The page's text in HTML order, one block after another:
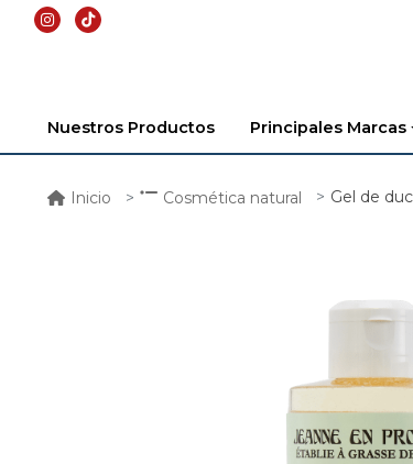
Nuestros Productos Principales Marcas
Inicio Cosmética natural Gel de